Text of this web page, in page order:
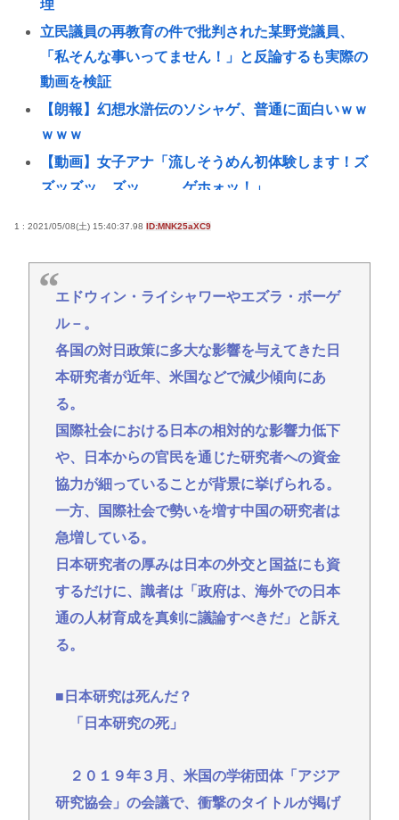
理
立民議員の再教育の件で批判された某野党議員、
「私そんな事いってません！」と反論するも実際の
動画を検証
【朗報】幻想水滸伝のソシャゲ、普通に面白いｗｗ
ｗｗｗ
【動画】女子アナ「流しそうめん初体験します！ズ
ズッズッ…ズッ………ゲホォッ！」
【画像悲報】吉野家の新メニュー「極旨ステーキ定
食(1498円)」、肉の量が少なすぎて大炎上してしま
う…www
【悲報】NHKさん、女がいかにイージーモードかを
わかりやすく放映してしまうwww
東南アジア、台湾問題で中国に傾斜 タイが「統一
支持」言及 [8/10]
【朗報】めっちゃカメレオン、売上147億円規模も
「俺等になんの得もなくこんなもん」
松屋、牛めし、390円、牛丼、業界、激震 | 牛丼って
260円くらいじゃなかった？
【陽キャ？】ヤリラ系（やりらふぃー）がモテる理
由🔥www
【なぞなぞ】義母、義妹、エ口いのどっち！
スーパーカブとハンターカブで迷っているどっちが
Redditを読んでると外人って日本に対してはよく調
べもせずに思い込みで勝手に議論してるよな
Powered by livedoor 相互RSS
1 : 2021/05/08(土) 15:40:37.98 ID:MNK25aXC9
エドウィン・ライシャワーやエズラ・ボーゲ
ル－。
各国の対日政策に多大な影響を与えてきた日
本研究者が近年、米国などで減少傾向にあ
る。
国際社会における日本の相対的な影響力低下
や、日本からの官民を通じた研究者への資金
協力が細っていることが背景に挙げられる。
一方、国際社会で勢いを増す中国の研究者は
急増している。
日本研究者の厚みは日本の外交と国益にも資
するだけに、識者は「政府は、海外での日本
通の人材育成を真剣に議論すべきだ」と訴え
る。
■日本研究は死んだ？
「日本研究の死」
２０１９年３月、米国の学術団体「アジア
研究協会」の会議で、衝撃のタイトルが掲げ